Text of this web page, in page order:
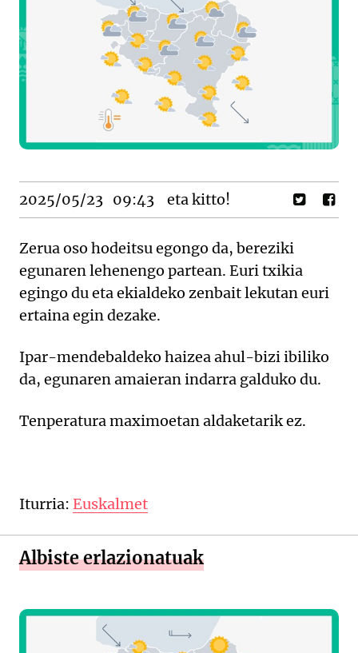
2025/05/23 09:43 eta kitto!
Zerua oso hodeitsu egongo da, bereziki
egunaren lehenengo partean. Euri txikia
egingo du eta ekialdeko zenbait lekutan euri
ertaina egin dezake.
Ipar-mendebaldeko haizea ahul-bizi ibiliko
da, egunaren amaieran indarra galduko du.
Tenperatura maximoetan aldaketarik ez.
Iturria: Euskalmet
Albiste erlazionatuak